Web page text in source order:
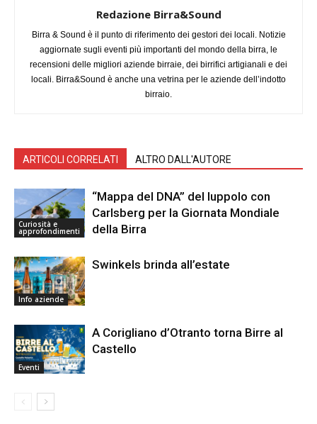
Redazione Birra&Sound
Birra & Sound è il punto di riferimento dei gestori dei locali. Notizie
aggiornate sugli eventi più importanti del mondo della birra, le
recensioni delle migliori aziende birraie, dei birrifici artigianali e dei
locali. Birra&Sound è anche una vetrina per le aziende dell’indotto
birraio.
ARTICOLI CORRELATI ALTRO DALL'AUTORE
Curiosità e
approfondimenti
“Mappa del DNA” del luppolo con
Carlsberg per la Giornata Mondiale
della Birra
Info aziende
Swinkels brinda all’estate
Eventi
A Corigliano d’Otranto torna Birre al
Castello